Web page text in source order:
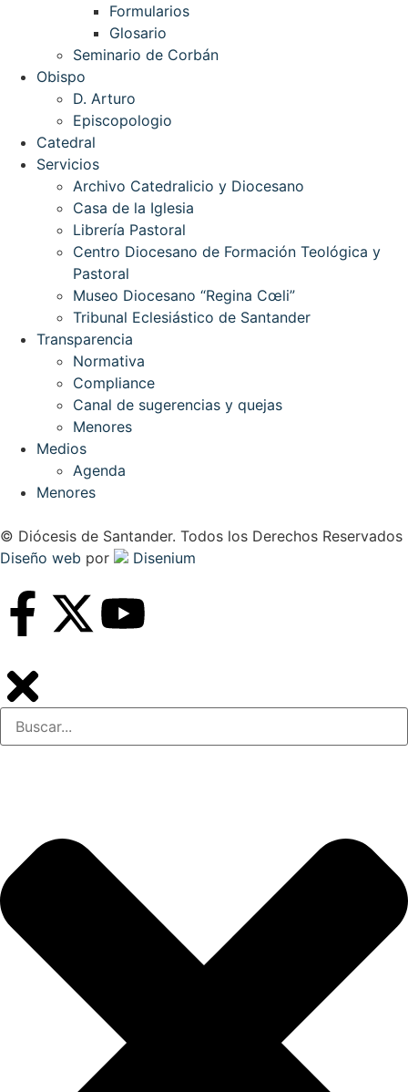
Formularios
Glosario
Seminario de Corbán
Obispo
D. Arturo
Episcopologio
Catedral
Servicios
Archivo Catedralicio y Diocesano
Casa de la Iglesia
Librería Pastoral
Centro Diocesano de Formación Teológica y
Pastoral
Museo Diocesano “Regina Cœli”
Tribunal Eclesiástico de Santander
Transparencia
Normativa
Compliance
Canal de sugerencias y quejas
Menores
Medios
Agenda
Menores
© Diócesis de Santander. Todos los Derechos Reservados
Diseño web por Disenium